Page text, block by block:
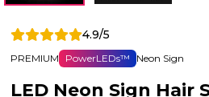
4.9/5
PREMIUM PowerLEDs™ Neon Sign
LED Neon Sign Hair